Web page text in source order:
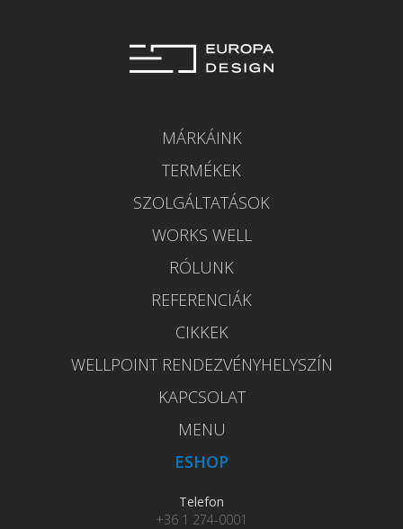
MÁRKÁINK
TERMÉKEK
SZOLGÁLTATÁSOK
WORKS WELL
RÓLUNK
REFERENCIÁK
CIKKEK
WELLPOINT RENDEZVÉNYHELYSZÍN
KAPCSOLAT
MENU
ESHOP
Telefon
+36 1 274-0001